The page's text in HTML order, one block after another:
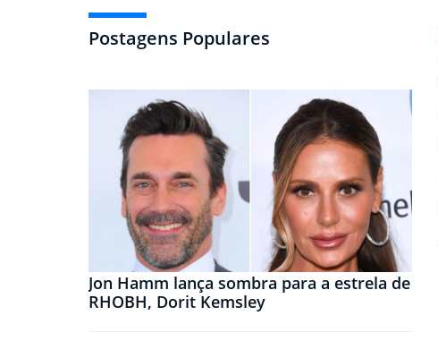
Postagens Populares
Jon Hamm lança sombra para a estrela de
RHOBH, Dorit Kemsley